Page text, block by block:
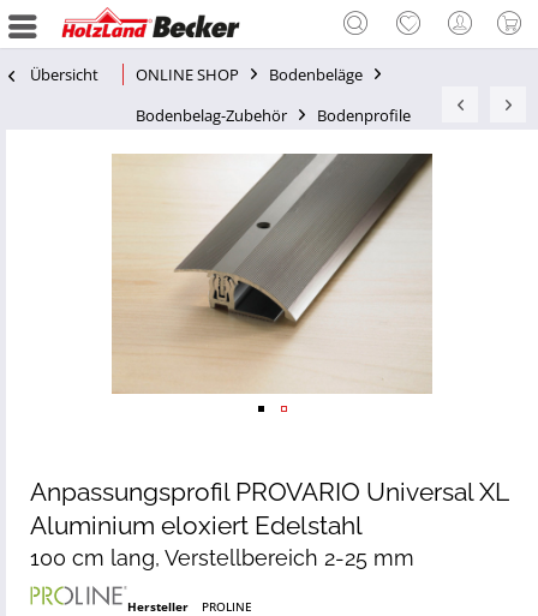
Übersicht ONLINE SHOP
Bodenbeläge
Bodenbelag-Zubehör
Bodenprofile
Anpassungsprofil PROVARIO Universal XL
Aluminium eloxiert Edelstahl
100 cm lang, Verstellbereich 2-25 mm
Hersteller
PROLINE